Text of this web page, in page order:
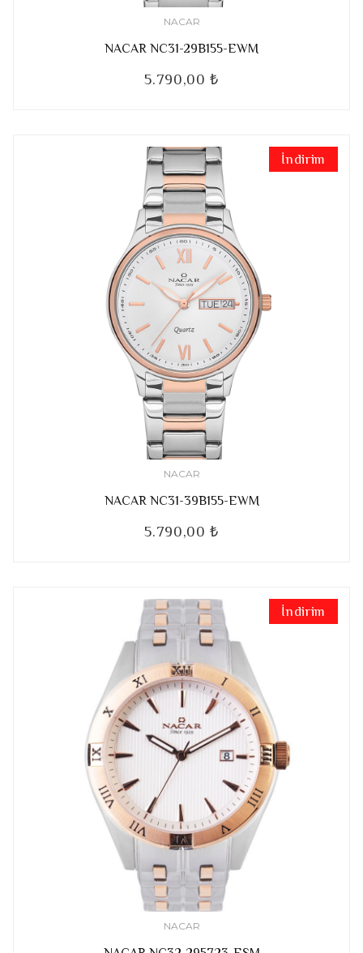
NACAR
NACAR NC31-29B155-EWM
5.790,00 ₺
İndirim
NACAR
NACAR NC31-39B155-EWM
5.790,00 ₺
İndirim
NACAR